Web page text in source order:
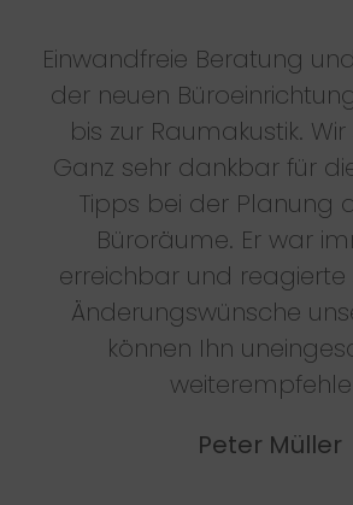
Einwandfreie Beratung
der neuen
bis zur Raumakustik.
Ganz sehr dankbar für
Tipps bei der Planung
Büroräume. Er war
erreichbar und
Änderungswünsche
können Ihn
Peter Müller